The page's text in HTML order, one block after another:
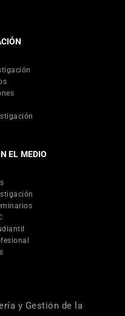
EL MEDIO
y Gestión de la